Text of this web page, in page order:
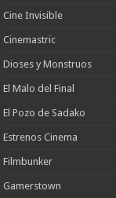
Cine Invisible
Cinemastric
Dioses y Monstruos
El Malo del Final
El Pozo de Sadako
Estrenos Cinema
Filmbunker
Gamerstown